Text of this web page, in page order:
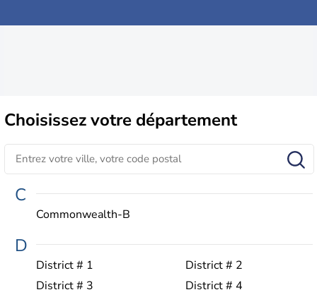
Choisissezvotre département
C
Commonwealth-B
D
District # 1
District # 2
District # 3
District # 4